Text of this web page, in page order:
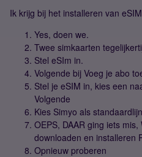
Ik krijg bij het installeren van
Yes, doen we.
Twee simkaarten
Stel eSIm in.
Volgende bij Voeg je abo
Stel je eSIM in, kies een
Volgende
Kies Simyo als
OEPS, DAAR ging iets
downloaden en installeren
Opnieuw proberen